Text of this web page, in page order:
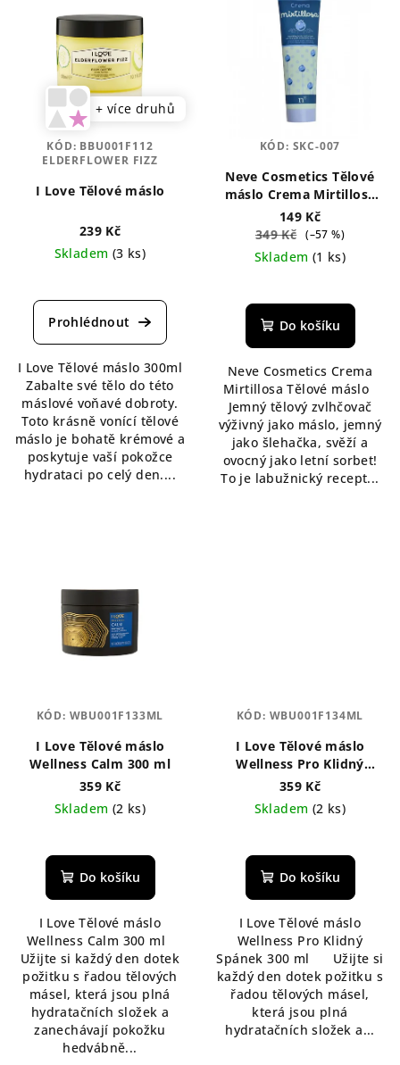
+ více druhů
I Love Tělové máslo
239 Kč
Skladem (3 ks)
I Love Tělové máslo 300ml
Zabalte své tělo do této
máslové voňavé dobroty.
Toto krásně vonící tělové
máslo je bohatě krémové a
poskytuje vaší pokožce
hydrataci po celý den....
KÓD: BBU001F112
ELDERFLOWER FIZZ
Neve Cosmetics Tělové
máslo Crema Mirtillosa
150 ml
149 Kč
349 Kč (–57 %)
Skladem (1 ks)
Do košíku
Neve Cosmetics Crema
Mirtillosa Tělové máslo
Jemný tělový zvlhčovač
výživný jako máslo, jemný
jako šlehačka, svěží a
ovocný jako letní sorbet!
To je labužnický recept...
KÓD: SKC-007
I Love Tělové máslo
Wellness Calm 300 ml
359 Kč
Skladem (2 ks)
Do košíku
I Love Tělové máslo
Wellness Calm 300 ml
Užijte si každý den dotek
požitku s řadou tělových
másel, která jsou plná
hydratačních složek a
zanechávají pokožku
hedvábně...
KÓD: WBU001F133ML
I Love Tělové máslo
Wellness Pro Klidný
Spánek 300 ml
359 Kč
Skladem (2 ks)
Do košíku
I Love Tělové máslo
Wellness Pro Klidný
Spánek 300 ml Užijte si
každý den dotek požitku s
řadou tělových másel,
která jsou plná
hydratačních složek a...
KÓD: WBU001F134ML